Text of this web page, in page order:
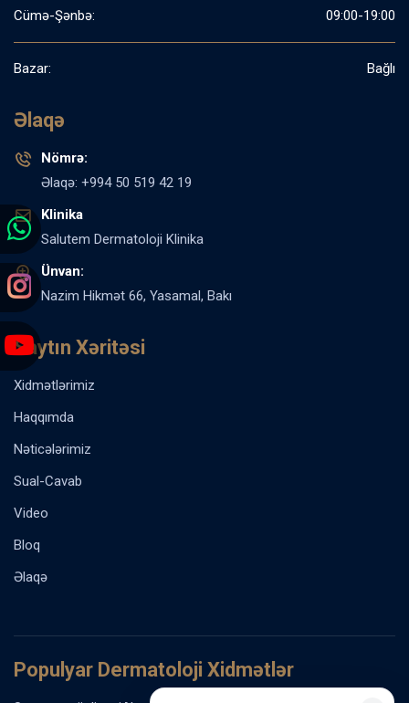
Cümə-Şənbə: 09:00-19:00
Bazar: Bağlı
Əlaqə
Nömrə:
Əlaqə: +994 50 519 42 19
Klinika
Salutem Dermatoloji Klinika
Ünvan:
Nazim Hikmət 66, Yasamal, Bakı
Saytın Xəritəsi
Xidmətlərimiz
Haqqımda
Nəticələrimiz
Sual-Cavab
Video
Bloq
Əlaqə
Populyar Dermatoloji Xidmətlər